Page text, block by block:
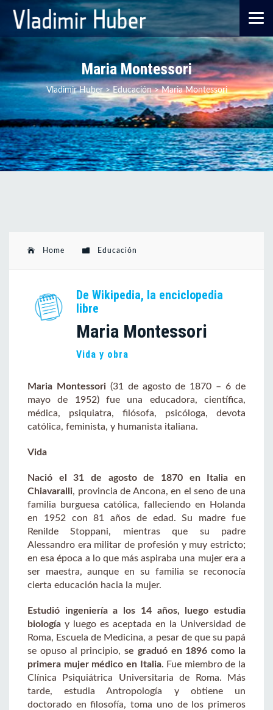
Maria Montessori
Vladimir Huber>Educación>Maria Montessori
Home Educación
De Wikipedia, la enciclopedia
libre
Maria Montessori
Vida y obra
Maria Montessori(31 de agosto de 1870 – 6 de
mayo de 1952) fue una educadora, científica,
médica, psiquiatra, filósofa, psicóloga, devota
católica, feminista, y humanista italiana.
Vida
Nació el 31 de agosto de 1870 en Italia en
Chiavaralli, provincia de Ancona, en el seno de una
familia burguesa católica, falleciendo en Holanda
en 1952 con 81 años de edad. Su madre fue
Renilde Stoppani, mientras que su padre
Alessandro era militar de profesión y muy estricto;
en esa época a lo que más aspiraba una mujer era a
ser maestra, aunque en su familia se reconocía
cierta educación hacia la mujer.
Estudió ingeniería a los 14 años, luego estudia
biología y luego es aceptada en la Universidad de
Roma, Escuela de Medicina, a pesar de que su papá
se opuso al principio,se graduó en 1896 como la
primera mujer médico en Italia. Fue miembro de la
Clínica Psiquiátrica Universitaria de Roma. Más
tarde, estudia Antropología y obtiene un
doctorado en filosofía, toma uno de los primeros